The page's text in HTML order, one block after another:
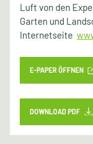
Luft von den
Garten und
Internetseite
E-PAPER ÖFFNEN
DOWNLOAD PDF